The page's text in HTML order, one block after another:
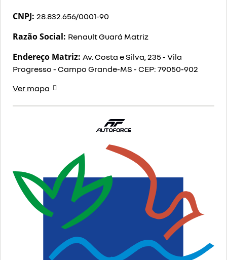
CNPJ: 28.832.656/0001-90
Razão Social: Renault Guará Matriz
Endereço Matriz: Av. Costa e Silva, 235 - Vila
Progresso - Campo Grande-MS - CEP: 79050-902
Ver mapa